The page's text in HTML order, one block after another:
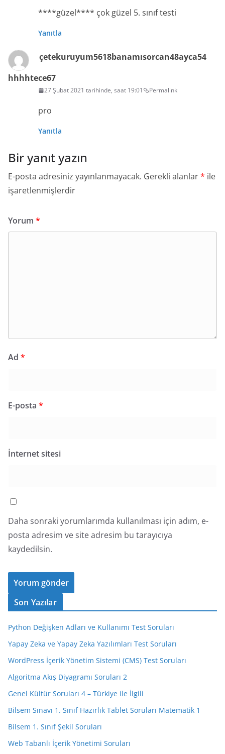
****güzel**** çok güzel 5. sınıf testi
Yanıtla
çetekuruyum5618banamısorcan48ayca54
hhhhtece67
27 Şubat 2021 tarihinde, saat 19:01 Permalink
pro
Yanıtla
Bir yanıt yazın
E-posta adresiniz yayınlanmayacak. Gerekli alanlar* ile
işaretlenmişlerdir
Yorum *
Ad *
E-posta *
İnternet sitesi
Daha sonraki yorumlarımda kullanılması için adım, e-
posta adresim ve site adresim bu tarayıcıya
kaydedilsin.
Son Yazılar
Python Değişken Adları ve Kullanımı Test Soruları
Yapay Zeka ve Yapay Zeka Yazılımları Test Soruları
WordPress İçerik Yönetim Sistemi (CMS) Test Soruları
Algoritma Akış Diyagramı Soruları 2
Genel Kültür Soruları 4 – Türkiye ile İlgili
Bilsem Sınavı 1. Sınıf Hazırlık Tablet Soruları Matematik 1
Bilsem 1. Sınıf Şekil Soruları
Web Tabanlı İçerik Yönetimi Soruları